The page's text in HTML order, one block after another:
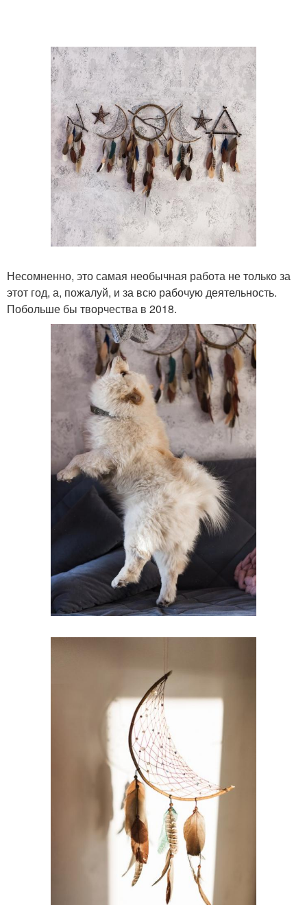
Несомненно, это самая необычная работа не только за
этот год, а, пожалуй, и за всю рабочую деятельность.
Побольше бы творчества в 2018.